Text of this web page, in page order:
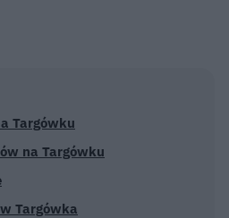
Targówku
na Targówku
Targówka